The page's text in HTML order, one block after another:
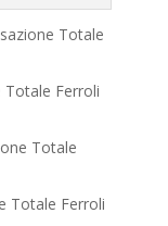
Totale
Totale Ferroli
Totale
Totale Ferroli